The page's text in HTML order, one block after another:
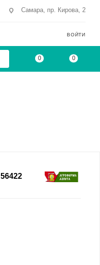
Самара, пр. Кирова, 2
ВОЙТИ
0 0
56422